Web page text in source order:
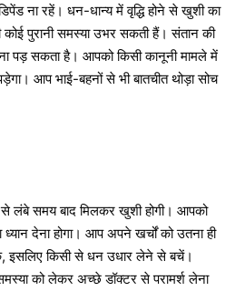
ना रहें। धन-धान्य में वृद्धि होने से खुशी का
कोई पुरानी समस्या उभर सकती हैं। संतान की
पड़ सकता है। आपको किसी कानूनी मामले में
आप भाई-बहनों से भी बातचीत थोड़ा सोच
लंबे समय बाद मिलकर खुशी होगी। आपको
देना होगा। आप अपने खर्चों को उतना ही
इसलिए किसी से धन उधार लेने से बचें।
को लेकर अच्छे डॉक्टर से परामर्श लेना